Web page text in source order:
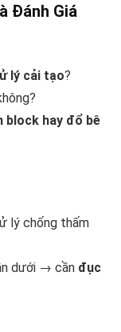
Đánh Giá
lý cải tạo?
block hay đổ bê
lý chống thấm
dưới → cần đục